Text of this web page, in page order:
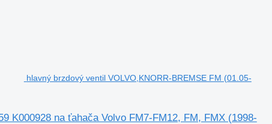
hlavný brzdový ventil VOLVO,KNORR-BREMSE FM (01.05-
K000928 na ťahača Volvo FM7-FM12, FM, FMX (1998-